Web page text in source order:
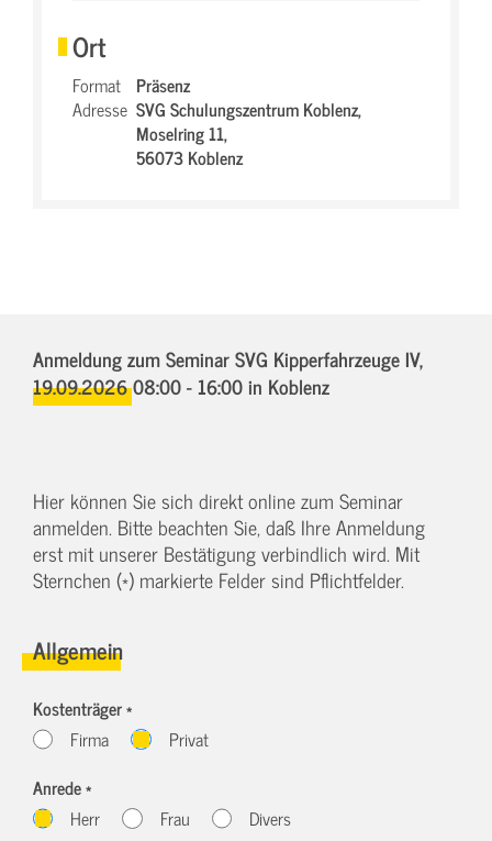
Ort
Format Präsenz
Adresse SVG Schulungszentrum Koblenz,
Moselring 11,
56073 Koblenz
Anmeldung zum Seminar SVG Kipperfahrzeuge IV,
19.09.2026 08:00 - 16:00in Koblenz
Hier können Sie sich direkt online zum Seminar
anmelden. Bitte beachten Sie, daß Ihre Anmeldung
erst mit unserer Bestätigung verbindlich wird. Mit
Sternchen (*) markierte Felder sind Pflichtfelder.
Allgemein
Kostenträger *
Firma
Privat
Anrede *
Herr
Frau Divers